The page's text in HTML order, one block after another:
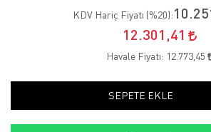
KDV Hariç Fiyatı (%20):
12.301,41
Havale Fiyatı: 12.773,45
SEPETE EKLE